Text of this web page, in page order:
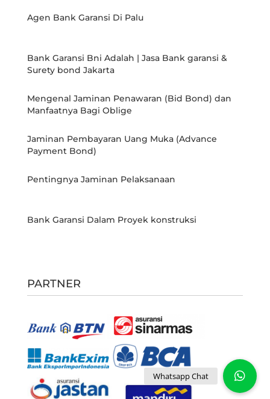
Agen Bank Garansi Di Palu
Bank Garansi Bni Adalah | Jasa Bank garansi &
Surety bond Jakarta
Mengenal Jaminan Penawaran (Bid Bond) dan
Manfaatnya Bagi Oblige
Jaminan Pembayaran Uang Muka (Advance
Payment Bond)
Pentingnya Jaminan Pelaksanaan
Bank Garansi Dalam Proyek konstruksi
PARTNER